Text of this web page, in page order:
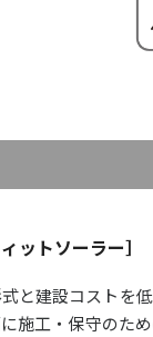
ィットソーラー］
と建設コストを
施工・保守のた